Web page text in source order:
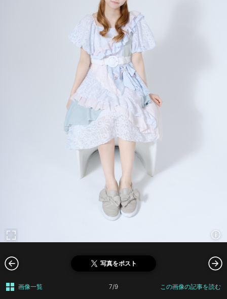
写真をポスト
画像一覧 7/9 この画像の記事を読む